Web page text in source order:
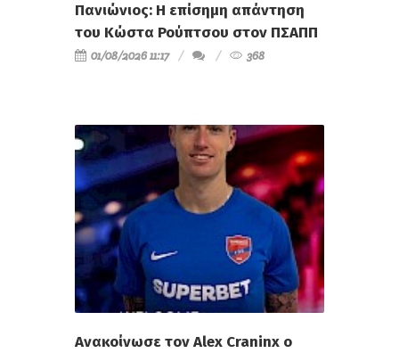
Πανιώνιος: Η επίσημη απάντηση
του Κώστα Ρούπτσου στον ΠΣΑΠΠ
01/08/2026 11:17 368
Ανακοίνωσε τον Alex Craninx ο